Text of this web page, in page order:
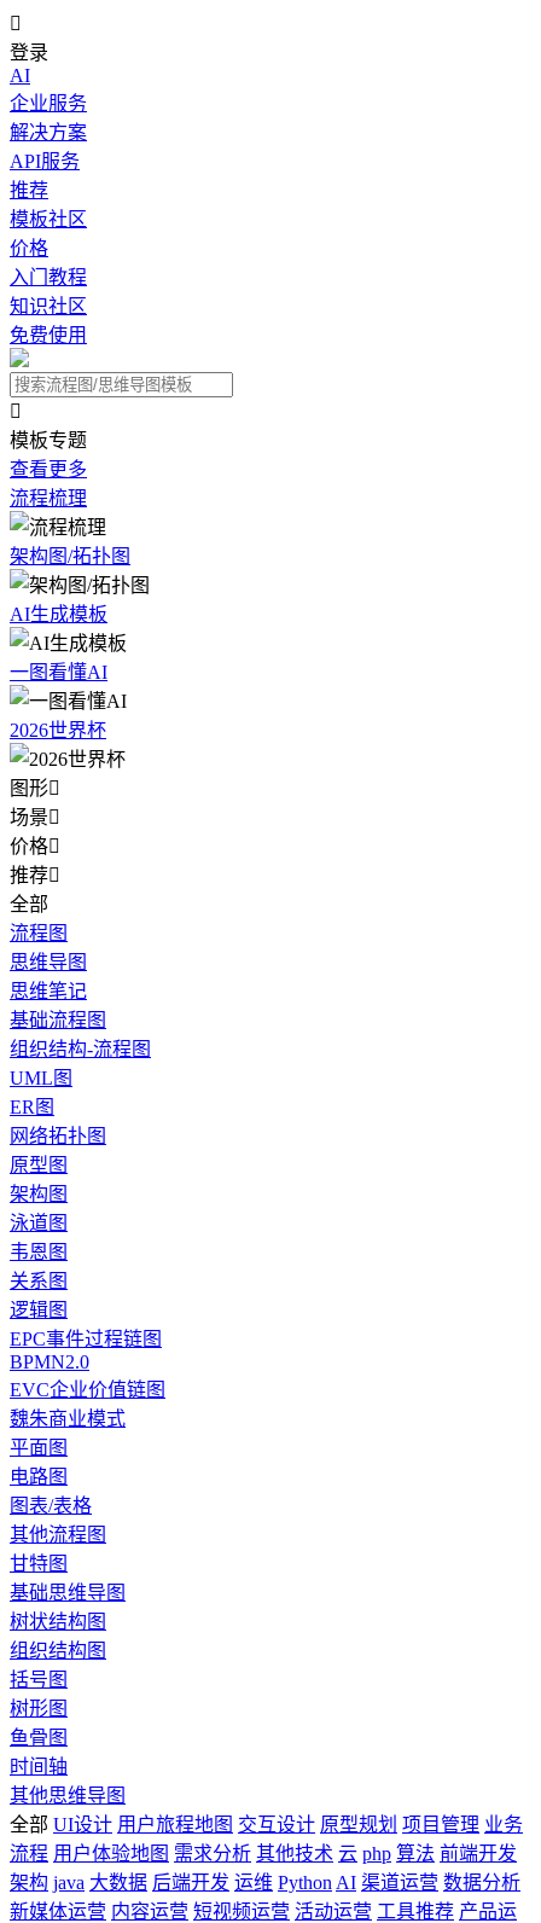

登录
AI
企业服务
解决方案
API服务
推荐
模板社区
价格
入门教程
知识社区
免费使用

模板专题
查看更多
流程梳理
架构图/拓扑图
AI生成模板
一图看懂AI
2026世界杯
图形
场景
价格
推荐
全部
流程图
思维导图
思维笔记
基础流程图
组织结构-流程图
UML图
ER图
网络拓扑图
原型图
架构图
泳道图
韦恩图
关系图
逻辑图
EPC事件过程链图
BPMN2.0
EVC企业价值链图
魏朱商业模式
平面图
电路图
图表/表格
其他流程图
甘特图
基础思维导图
树状结构图
组织结构图
括号图
树形图
鱼骨图
时间轴
其他思维导图
全部 UI设计 用户旅程地图 交互设计 原型规划 项目管理 业务
流程 用户体验地图 需求分析 其他技术 云 php 算法 前端开发
架构 java 大数据 后端开发 运维 Python AI 渠道运营 数据分析
新媒体运营 内容运营 短视频运营 活动运营 工具推荐 产品运